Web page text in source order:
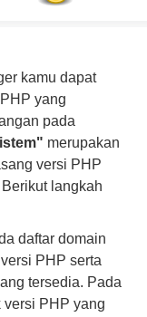
kamu dapat
yang
pada
merupakan
versi PHP
Berikut langkah
daftar domain
PHP serta
tersedia. Pada
versi PHP yang